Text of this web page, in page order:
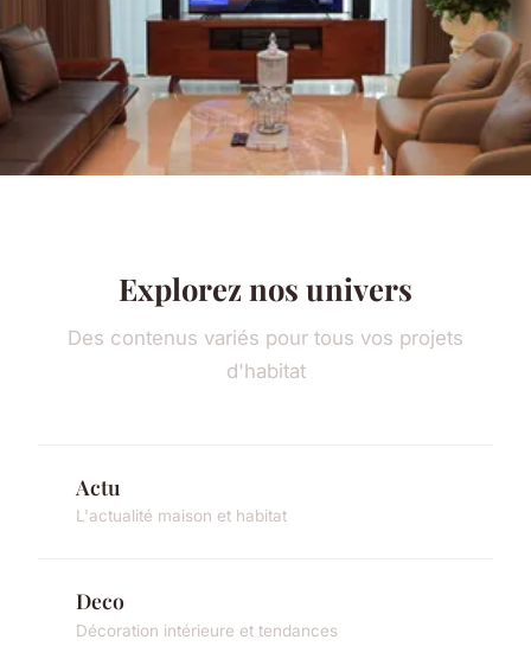
Explorez nos univers
Des contenus variés pour tous vos projets
d'habitat
Actu
L'actualité maison et habitat
Deco
Décoration intérieure et tendances